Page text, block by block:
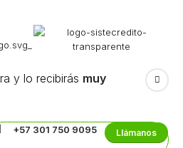
y lo recibirás muy
+57 301 750 9095 Llámanos